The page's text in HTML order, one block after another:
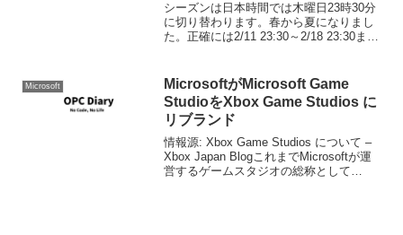
シーズンは日本時間では木曜日23時30分
に切り替わります。春から夏になりまし
た。正確には2/11 23:30～2/18 23:30ま
2018 ATS GTシー...
Microsoft
MicrosoftがMicrosoft Game
StudioをXbox Game Studios に
リブランド
情報源: Xbox Game Studios について –
Xbox Japan BlogこれまでMicrosoftが運
営するゲームスタジオの総称として